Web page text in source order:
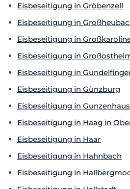
Eisbeseitigung in Gröbenzell
Eisbeseitigung in
Eisbeseitigung in
Eisbeseitigung in
Eisbeseitigung in
Eisbeseitigung in Günzburg
Eisbeseitigung in
Eisbeseitigung in Haag in
Eisbeseitigung in Haar
Eisbeseitigung in Hahnbach
Eisbeseitigung in